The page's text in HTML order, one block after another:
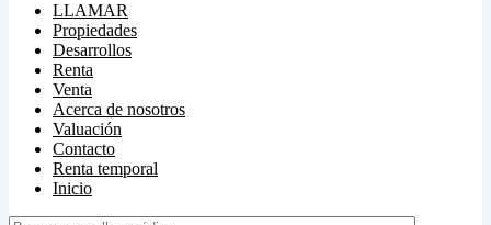
LLAMAR
Propiedades
Desarrollos
Renta
Venta
Acerca de nosotros
Valuación
Contacto
Renta temporal
Inicio